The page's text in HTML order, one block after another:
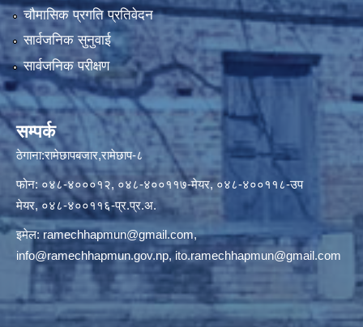
चौमासिक प्रगति प्रतिवेदन
सार्वजनिक सुनुवाई
सार्वजनिक परीक्षण
सम्पर्क
ठेगाना:रामेछापबजार,रामेछाप-८
फोन: ०४८-४०००१२, ०४८-४००११७-मेयर, ०४८-४००११८-उप
मेयर, ०४८-४००११६-प्र.प्र.अ.
इमेल:ramechhapmun@gmail.com,
info@ramechhapmun.gov.np,ito.ramechhapmun@gmail.com